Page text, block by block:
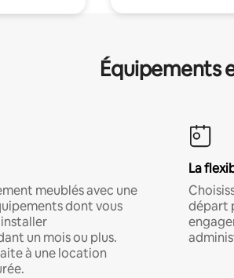
Équipements
meublés avec une
dont vous
un mois ou plus.
à une location
La
départ